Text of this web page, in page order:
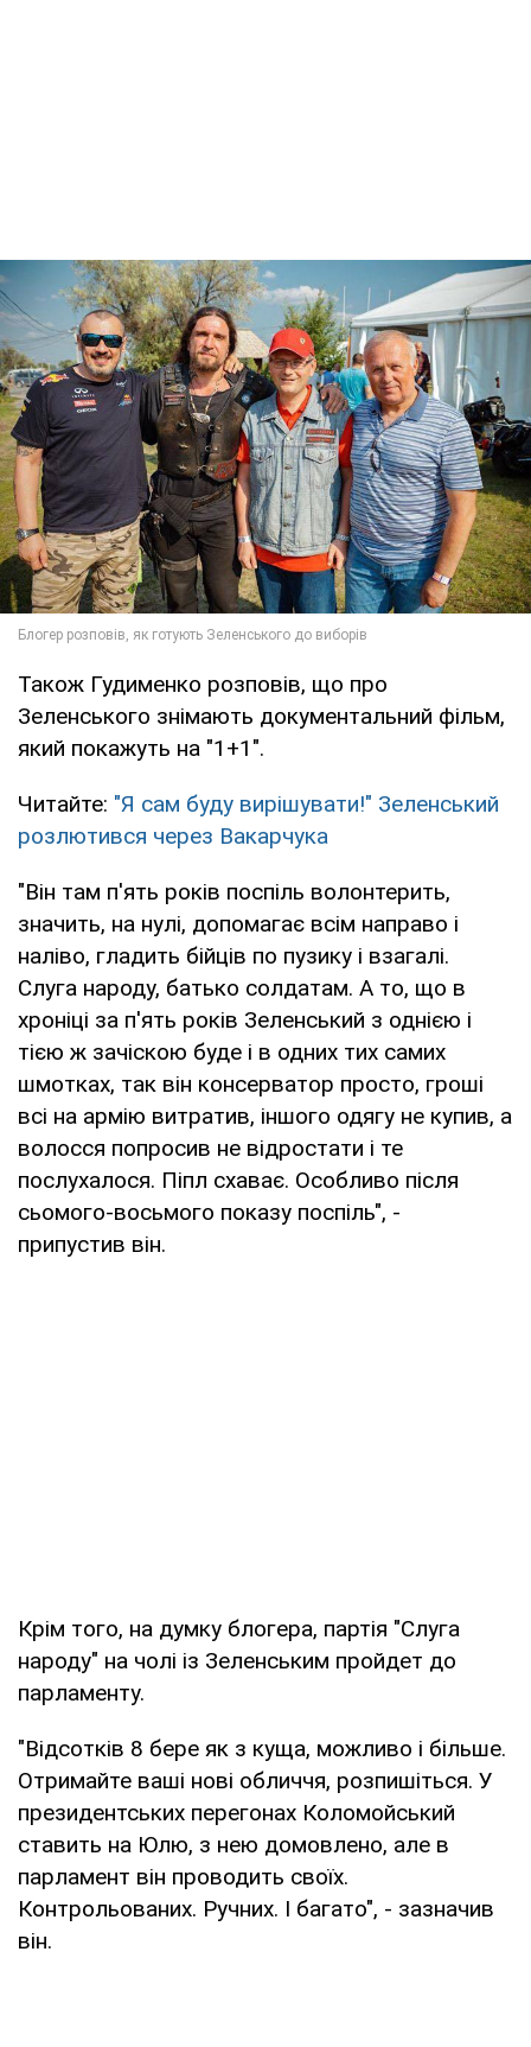
Також Гудименко розповів, що про
Зеленського знімають документальний фільм,
який покажуть на "1+1".
Читайте: "Я сам буду вирішувати!" Зеленський
розлютився через Вакарчука
"Він там п'ять років поспіль волонтерить,
значить, на нулі, допомагає всім направо і
наліво, гладить бійців по пузику і взагалі.
Слуга народу, батько солдатам. А то, що в
хроніці за п'ять років Зеленський з однією і
тією ж зачіскою буде і в одних тих самих
шмотках, так він консерватор просто, гроші
всі на армію витратив, іншого одягу не купив, а
волосся попросив не відростати і те
послухалося. Піпл схаває. Особливо після
сьомого-восьмого показу поспіль", -
припустив він.
Крім того, на думку блогера, партія "Слуга
народу" на чолі із Зеленським пройдет до
парламенту.
"Відсотків 8 бере як з куща, можливо і більше.
Отримайте ваші нові обличчя, розпишіться. У
президентських перегонах Коломойський
ставить на Юлю, з нею домовлено, але в
парламент він проводить своїх.
Контрольованих. Ручних. І багато", - зазначив
він.